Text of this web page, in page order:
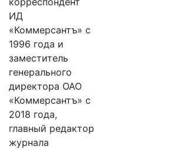
ИД
«Коммерсантъ» с
1996 года и
заместитель
генерального
директора ОАО
«Коммерсантъ» с
2018 года,
главный редактор
журнала